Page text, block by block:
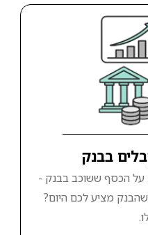
בבנק
על הכסף ששוכב בבנק -
מציע לכם היום?